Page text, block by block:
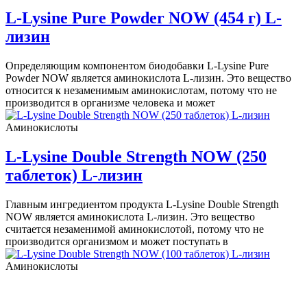
L-Lysine Pure Powder NOW (454 г) L-
лизин
Определяющим компонентом биодобавки L-Lysine Pure
Powder NOW является аминокислота L-лизин. Это вещество
относится к незаменимым аминокислотам, потому что не
производится в организме человека и может
Аминокислоты
L-Lysine Double Strength NOW (250
таблеток) L-лизин
Главным ингредиентом продукта L-Lysine Double Strength
NOW является аминокислота L-лизин. Это вещество
считается незаменимой аминокислотой, потому что не
производится организмом и может поступать в
Аминокислоты